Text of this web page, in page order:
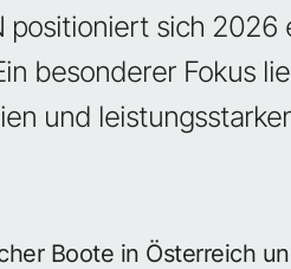
positioniert sich 2026
besonderer Fokus
und
Boote in Österreich